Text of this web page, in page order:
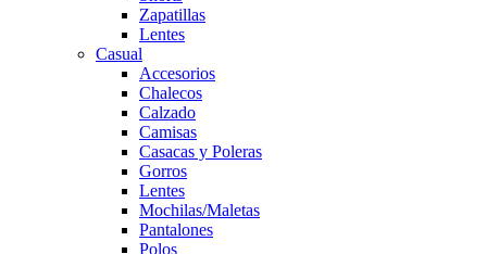
Zapatillas
Lentes
Casual
Accesorios
Chalecos
Calzado
Camisas
Casacas y Poleras
Gorros
Lentes
Mochilas/Maletas
Pantalones
Polos